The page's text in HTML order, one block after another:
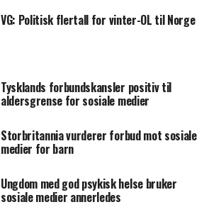
VG: Politisk flertall for vinter-OL til Norge
Tysklands forbundskansler positiv til
aldersgrense for sosiale medier
Storbritannia vurderer forbud mot sosiale
medier for barn
Ungdom med god psykisk helse bruker
sosiale medier annerledes